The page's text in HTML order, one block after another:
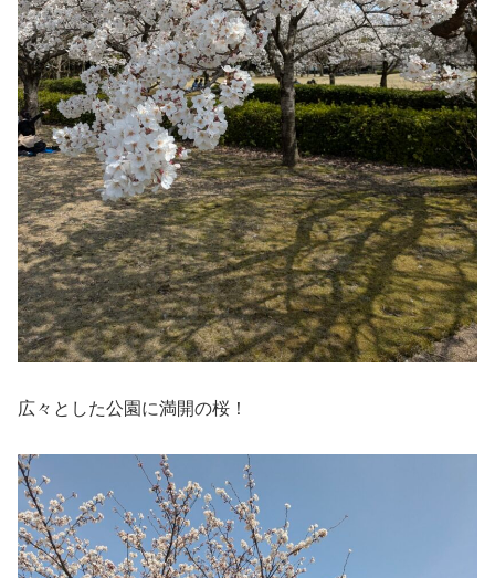
広々とした公園に満開の桜！